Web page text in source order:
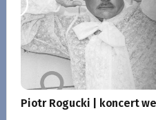
Piotr Rogucki | koncert